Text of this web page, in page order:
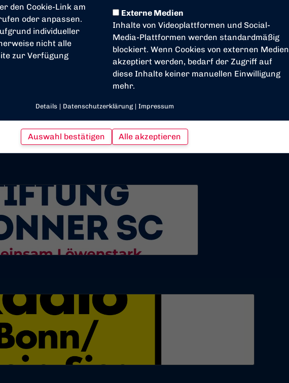
den Cookie-Link am
oder anpassen.
individueller
nicht alle
zur Verfügung
Externe Medien
Inhalte von Videoplattformen und Social-
Media-Plattformen werden standardmäßig
blockiert. Wenn Cookies von externen Medien
akzeptiert werden, bedarf der Zugriff auf
diese Inhalte keiner manuellen Einwilligung
mehr.
Details | Datenschutzerklärung | Impressum
Auswahl bestätigen Alle akzeptieren